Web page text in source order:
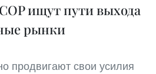
ищут пути выхода
рынки
продвигают свои усилия